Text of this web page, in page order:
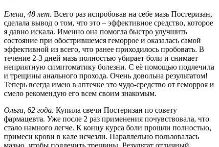
Елена, 48 лет. Всего раз испробовав на себе мазь Постеризан,
сделала вывод о том, что это – эффективное средство, которое
я давно искала. Именно она помогла быстро улучшить
состояние при обострившемся геморрое и оказалась самой
эффективной из всего, что ранее приходилось пробовать. В
течение 2-3 дней мазь полностью убирает боли и снимает
неприятную симптоматику болезни. С её помощью подлечила
и трещины анального прохода. Очень довольна результатом!
Теперь всегда имею в аптечке это чудо-средство от геморроя и
смело рекомендую его всем своим знакомым.
Ольга, 62 года. Купила свечи Постеризан по совету
фармацевта. Уже после 2 раз применения почувствовала, что
стало намного легче. К концу курса боли прошли полностью,
примеси крови в кале исчезли. Параллельно пользовалась
мазью, чтобы подлечить трещины. Результат отличный.